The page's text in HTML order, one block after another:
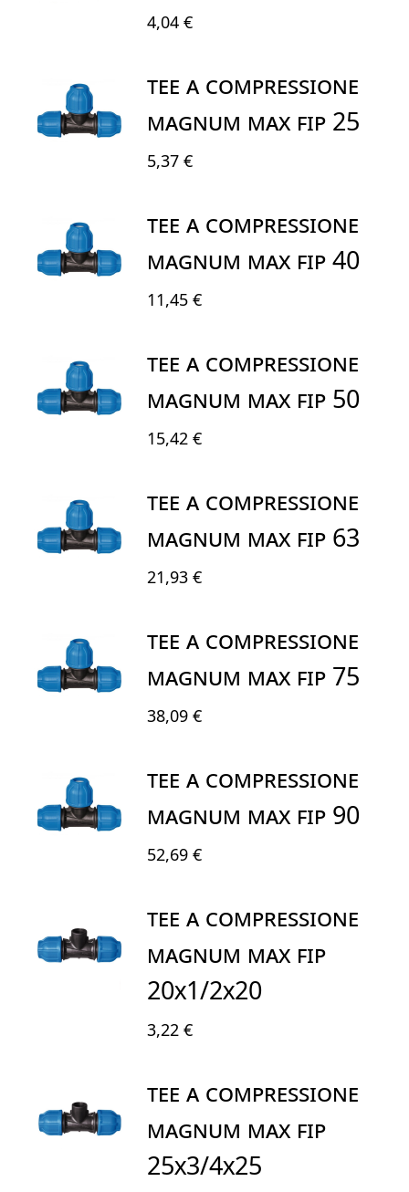
4,04 €
TEE A COMPRESSIONE
MAGNUM MAX FIP 25
5,37 €
TEE A COMPRESSIONE
MAGNUM MAX FIP 40
11,45 €
TEE A COMPRESSIONE
MAGNUM MAX FIP 50
15,42 €
TEE A COMPRESSIONE
MAGNUM MAX FIP 63
21,93 €
TEE A COMPRESSIONE
MAGNUM MAX FIP 75
38,09 €
TEE A COMPRESSIONE
MAGNUM MAX FIP 90
52,69 €
TEE A COMPRESSIONE
MAGNUM MAX FIP
20X1/2X20
3,22 €
TEE A COMPRESSIONE
MAGNUM MAX FIP
25X3/4X25